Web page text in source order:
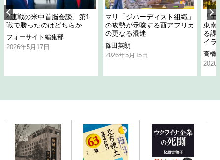
4連戦の米中首脳会談、第1
戦で勝ったのはどちらか
フォーサイト編集部
2026年5月17日
マリ「ジハーディスト組織」
の攻勢が示唆する西アフリカ
の更なる混迷
篠田英朗
2026年5月15日
「
東南
る課
イラ
高橋
2026